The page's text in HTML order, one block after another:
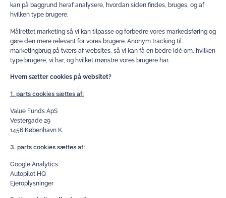
kan på baggrund heraf analysere, hvordan siden findes, bruges, og af
hvilken type brugere.
Målrettet marketing så vi kan tilpasse og forbedre vores markedsføring og
gøre den mere relevant for vores brugere. Anonym tracking til
marketingbrug på tværs af websites, så vi kan få en bedre idé om, hvilken
type brugere, vi har, og hvilket mønstre vores brugere har.
Hvem sætter cookies på websitet?
1. parts cookies sættes af:
Value Funds ApS
Vestergade 29
1456 København K.
3. parts cookies sættes af:
Google Analytics
Autopilot HQ
Ejeroplysninger